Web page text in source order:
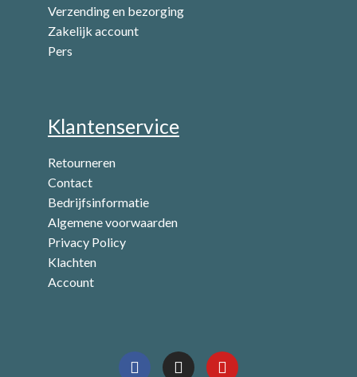
Verzending en bezorging
Zakelijk account
Pers
Klantenservice
Retourneren
Contact
Bedrijfsinformatie
Algemene voorwaarden
Privacy Policy
Klachten
Account